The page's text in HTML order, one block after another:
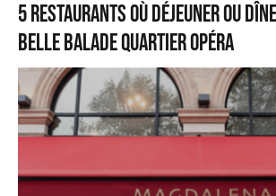
5 restaurants où déjeuner ou
belle balade quartier Opéra